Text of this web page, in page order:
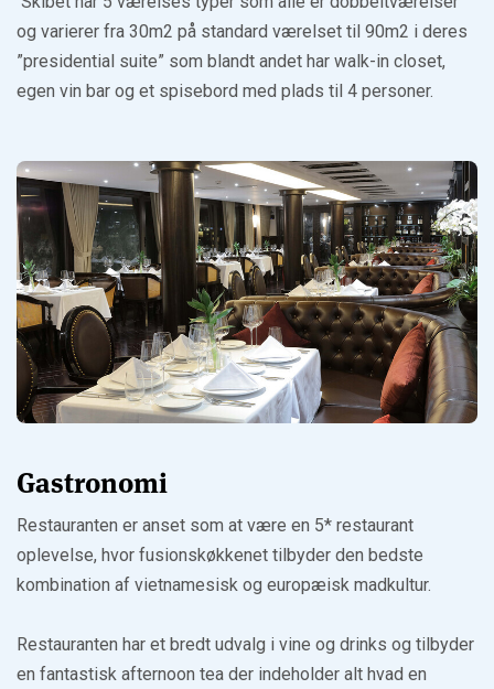
og varierer fra 30m2 på standard værelset til 90m2 i deres
”presidential suite” som blandt andet har walk-in closet,
egen vin bar og et spisebord med plads til 4 personer.
Gastronomi
Restauranten er anset som at være en 5* restaurant
oplevelse, hvor fusionskøkkenet tilbyder den bedste
kombination af vietnamesisk og europæisk madkultur.
Restauranten har et bredt udvalg i vine og drinks og tilbyder
en fantastisk afternoon tea der indeholder alt hvad en